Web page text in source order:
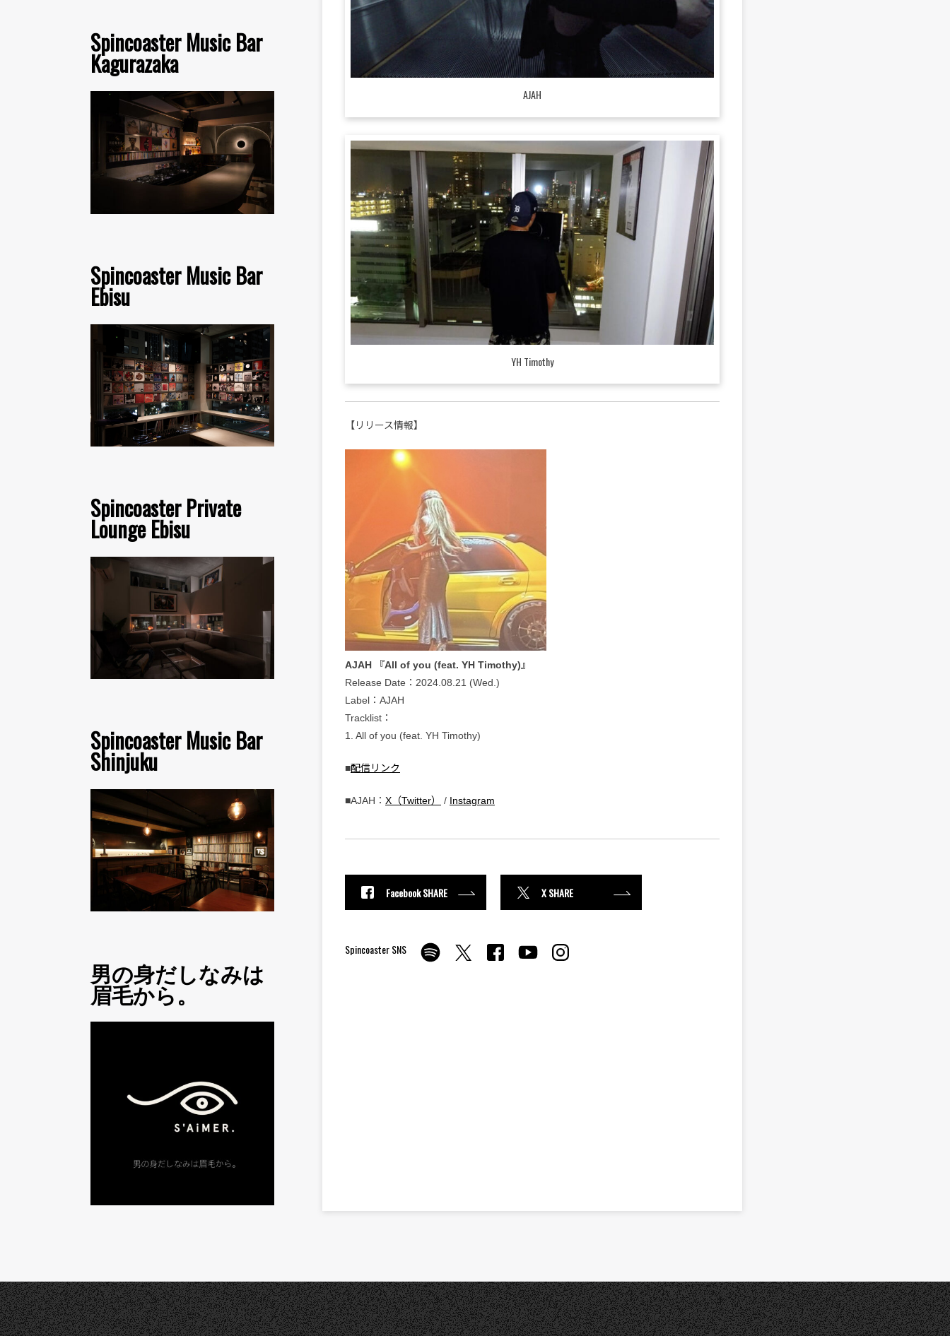
Spincoaster Music Bar
Kagurazaka
Spincoaster Music Bar
Ebisu
Spincoaster Private
Lounge Ebisu
Spincoaster Music Bar
Shinjuku
男の身だしなみは
眉毛から。
AJAH
YH Timothy
【リリース情報】
AJAH 『All of you (feat. YH Timothy)』
Release Date：2024.08.21 (Wed.)
Label：AJAH
Tracklist：
1. All of you (feat. YH Timothy)
■配信リンク
■AJAH： X（Twitter） / Instagram
Facebook SHARE X SHARE
Spincoaster SNS